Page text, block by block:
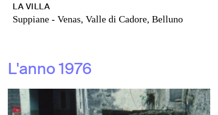
LA VILLA
Suppiane - Venas, Valle di Cadore, Belluno
L'anno1976